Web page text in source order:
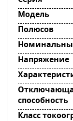
Модель
Полюсов
Напряжение
способность
Класс